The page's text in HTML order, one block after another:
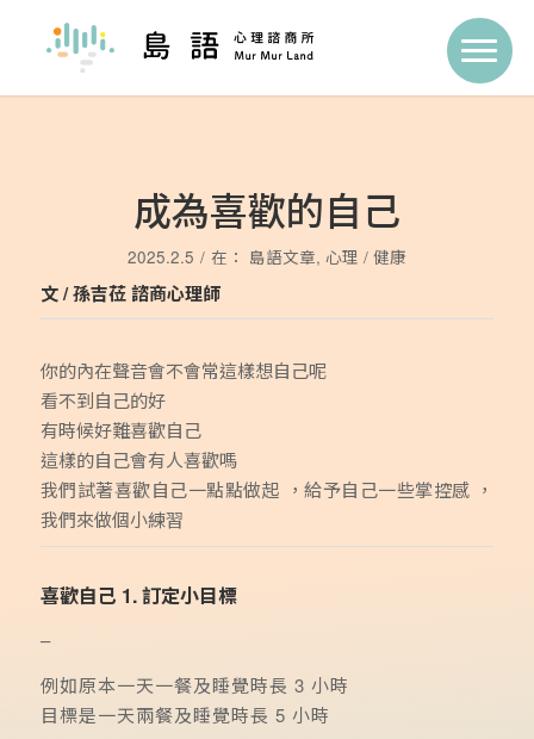
成為喜歡的自己
2025.2.5 / 在： 島語文章, 心理 / 健康
文 / 孫吉莅 諮商心理師
你的內在聲音會不會常這樣想自己呢
看不到自己的好
有時候好難喜歡自己
這樣的自己會有人喜歡嗎
我們試著喜歡自己一點點做起 ，給予自己一些掌控感 ，
我們來做個小練習
喜歡自己 1. 訂定小目標
–
例如原本一天一餐及睡覺時長 3 小時
目標是一天兩餐及睡覺時長 5 小時